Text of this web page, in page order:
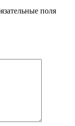
поля